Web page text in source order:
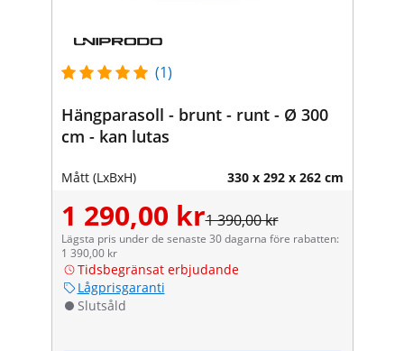
(1)
Hängparasoll - brunt - runt - Ø 300
cm - kan lutas
Mått (LxBxH) 330 x 292 x 262 cm
1 290,00 kr1 390,00 kr
Lägsta pris under de senaste 30 dagarna före rabatten:
1 390,00 kr
Tidsbegränsat erbjudande
Lågprisgaranti
Slutsåld